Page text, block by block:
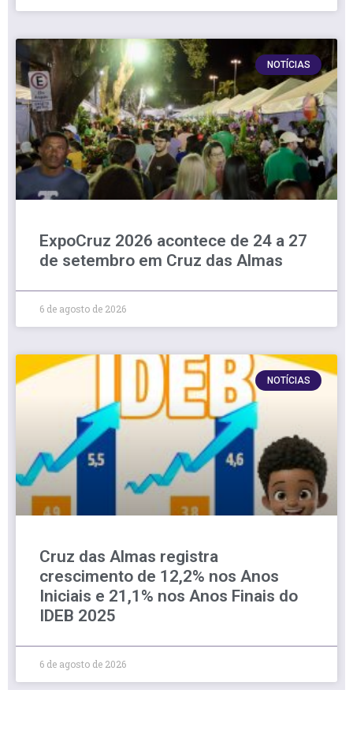
NOTÍCIAS
ExpoCruz 2026 acontece de 24 a 27
de setembro em Cruz das Almas
6 de agosto de 2026
NOTÍCIAS
Cruz das Almas registra
crescimento de 12,2% nos Anos
Iniciais e 21,1% nos Anos Finais do
IDEB 2025
6 de agosto de 2026